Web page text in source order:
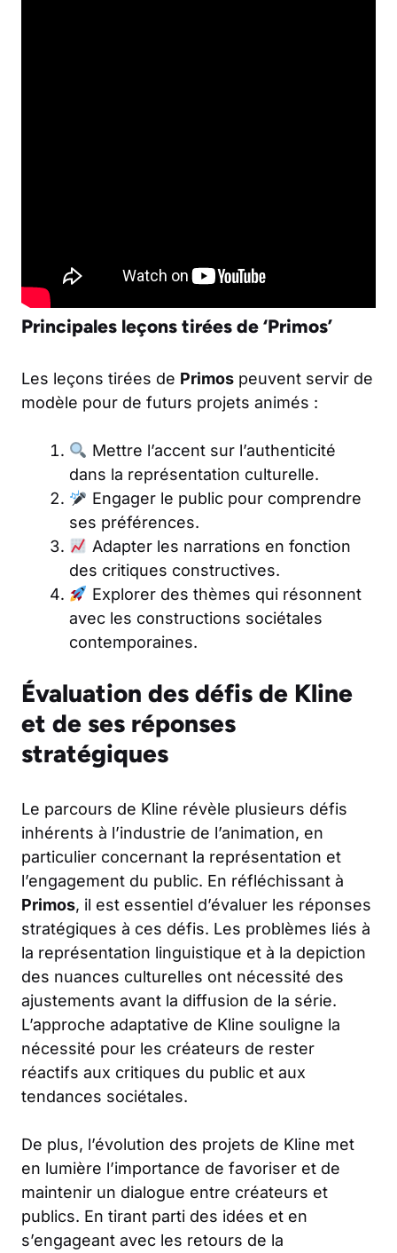
Principales leçons tirées de ‘Primos’
Les leçons tirées de Primos peuvent servir de
modèle pour de futurs projets animés :
Mettre l’accent sur l’authenticité
dans la représentation culturelle.
Engager le public pour comprendre
ses préférences.
Adapter les narrations en fonction
des critiques constructives.
Explorer des thèmes qui résonnent
avec les constructions sociétales
contemporaines.
Évaluation des défis de Kline
et de ses réponses
stratégiques
Le parcours de Kline révèle plusieurs défis
inhérents à l’industrie de l’animation, en
particulier concernant la représentation et
l’engagement du public. En réfléchissant à
Primos, il est essentiel d’évaluer les réponses
stratégiques à ces défis. Les problèmes liés à
la représentation linguistique et à la depiction
des nuances culturelles ont nécessité des
ajustements avant la diffusion de la série.
L’approche adaptative de Kline souligne la
nécessité pour les créateurs de rester
réactifs aux critiques du public et aux
tendances sociétales.
De plus, l’évolution des projets de Kline met
en lumière l’importance de favoriser et de
maintenir un dialogue entre créateurs et
publics. En tirant parti des idées et en
s’engageant avec les retours de la